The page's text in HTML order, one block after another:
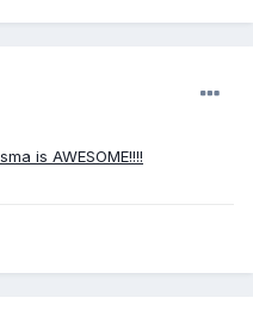
is AWESOME!!!!